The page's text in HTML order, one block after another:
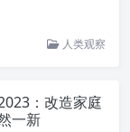
人类观察
：改造家庭
一新